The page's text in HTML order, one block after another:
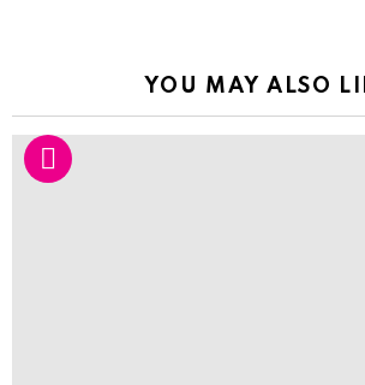
YOU MAY ALSO